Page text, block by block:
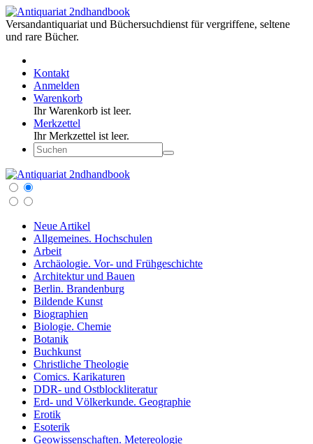
Versandantiquariat und Büchersuchdienst für vergriffene, seltene
und rare Bücher.
Kontakt
Anmelden
Warenkorb
Ihr Warenkorb ist leer.
Merkzettel
Ihr Merkzettel ist leer.
Neue Artikel
Allgemeines. Hochschulen
Arbeit
Archäologie. Vor- und Frühgeschichte
Architektur und Bauen
Berlin. Brandenburg
Bildende Kunst
Biographien
Biologie. Chemie
Botanik
Buchkunst
Christliche Theologie
Comics. Karikaturen
DDR- und Ostblockliteratur
Erd- und Völkerkunde. Geographie
Erotik
Esoterik
Geowissenschaften. Metereologie